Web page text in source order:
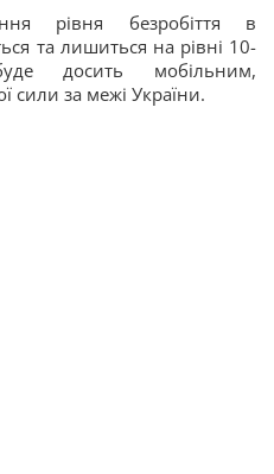
рівня безробіття в
та лишиться на рівні 10-
досить мобільним,
сили за межі України.